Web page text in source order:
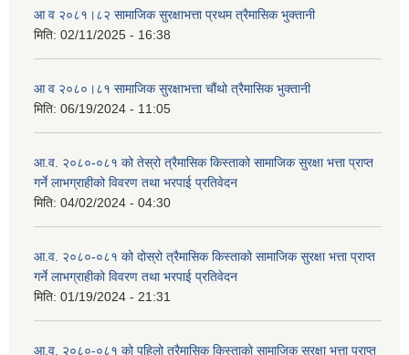
आ व २०८१।८२ सामाजिक सुरक्षाभत्ता प्रथम त्रैमासिक भुक्तानी
मिति: 02/11/2025 - 16:38
आ व २०८०।८१ सामाजिक सुरक्षाभत्ता चौंथो त्रैमासिक भुक्तानी
मिति: 06/19/2024 - 11:05
आ.व. २०८०-०८१ को तेस्रो त्रैमासिक किस्ताको सामाजिक सुरक्षा भत्ता प्राप्त
गर्ने लाभग्राहीको विवरण तथा भरपाई प्रतिवेदन
मिति: 04/02/2024 - 04:30
आ.व. २०८०-०८१ को दोस्रो त्रैमासिक किस्ताको सामाजिक सुरक्षा भत्ता प्राप्त
गर्ने लाभग्राहीको विवरण तथा भरपाई प्रतिवेदन
मिति: 01/19/2024 - 21:31
आ.व. २०८०-०८१ को पहिलो त्रैमासिक किस्ताको सामाजिक सुरक्षा भत्ता प्राप्त